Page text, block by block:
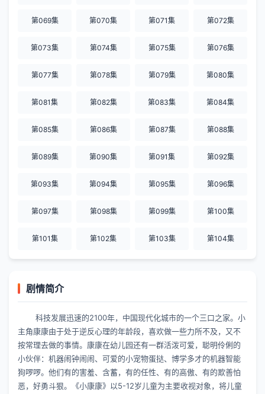
第069集 第070集 第071集 第072集
第073集 第074集 第075集 第076集
第077集 第078集 第079集 第080集
第081集 第082集 第083集 第084集
第085集 第086集 第087集 第088集
第089集 第090集 第091集 第092集
第093集 第094集 第095集 第096集
第097集 第098集 第099集 第100集
第101集 第102集 第103集 第104集
剧情简介
科技发展迅速的2100年，中国现代化城市的一个三口之家。小
主角康康由于处于逆反心理的年龄段，喜欢做一些力所不及，又不
按常理去做的事情。康康在幼儿园还有一群活泼可爱，聪明伶俐的
小伙伴：机器闹钟闹闹、可爱的小宠物蛋挞、博学多才的机器智能
狗啰啰。他们有的害羞、含蓄，有的任性、有的高傲、有的欺善怕
恶，好勇斗狠。《小康康》以5-12岁儿童为主要收视对象，将儿童